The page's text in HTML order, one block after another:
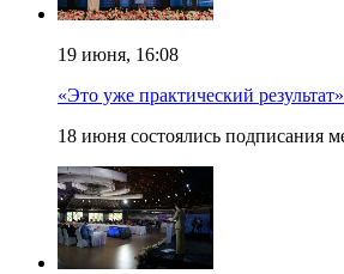
19 июня, 16:08
«Это уже практический
18 июня состоялись подписания